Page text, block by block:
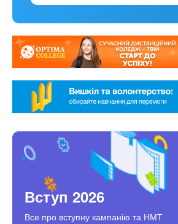
Вступ 2026
Все про вступну кампанію та НМТ